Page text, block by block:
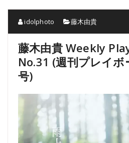
idolphoto 藤木由貴
藤木由貴 Weekly
No.31 (週刊プレイボ
号)